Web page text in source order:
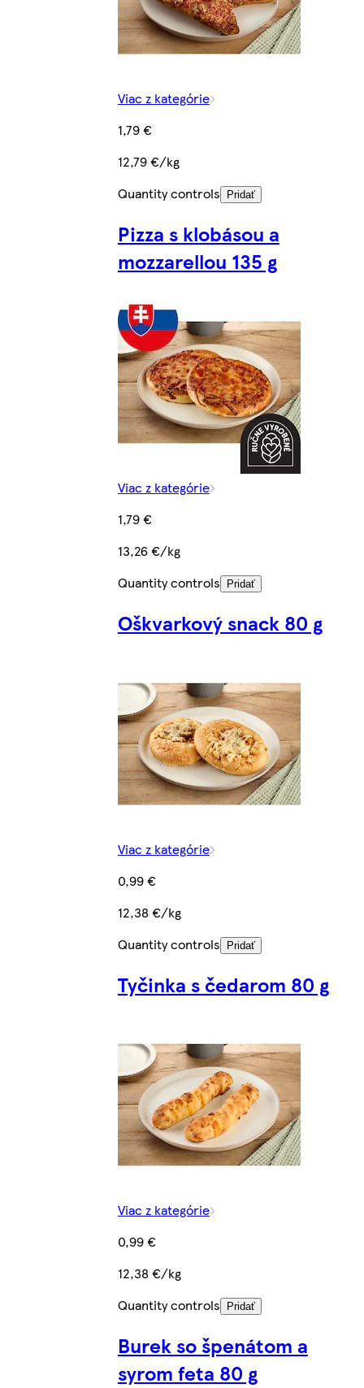
Viac z kategórie
1,79 €
12,79 €/kg
Quantity controls
Pridať
Pizza s klobásou a
mozzarellou 135 g
Viac z kategórie
1,79 €
13,26 €/kg
Quantity controls
Pridať
Oškvarkový snack 80 g
Viac z kategórie
0,99 €
12,38 €/kg
Quantity controls
Pridať
Tyčinka s čedarom 80 g
Viac z kategórie
0,99 €
12,38 €/kg
Quantity controls
Pridať
Burek so špenátom a
syrom feta 80 g